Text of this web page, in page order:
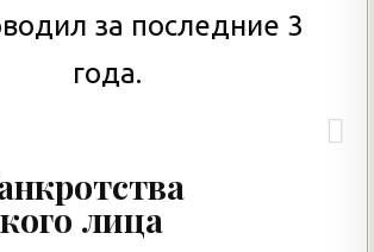
за последние 3
года.
лица